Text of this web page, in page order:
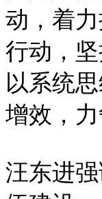
动，着
行动，
以系统
增效，
汪东进